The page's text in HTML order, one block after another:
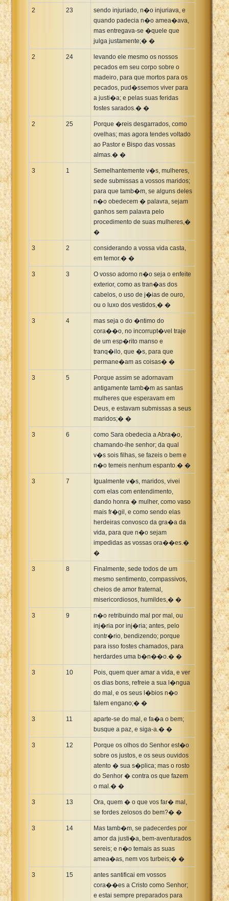
2 23
sendo injuriado, n�o injuriava, e
quando padecia n�o amea�ava,
mas entregava-se �quele que
julga justamente;� �
2 24
levando ele mesmo os nossos
pecados em seu corpo sobre o
madeiro, para que mortos para os
pecados, pud�ssemos viver para
a justi�a; e pelas suas feridas
fostes sarados.� �
2 25
Porque �reis desgarrados, como
ovelhas; mas agora tendes voltado
ao Pastor e Bispo das vossas
almas.� �
3 1
Semelhantemente v�s, mulheres,
sede submissas a vossos maridos;
para que tamb�m, se alguns deles
n�o obedecem � palavra, sejam
ganhos sem palavra pelo
procedimento de suas mulheres,�
�
3 2
considerando a vossa vida casta,
em temor.� �
3 3
O vosso adorno n�o seja o enfeite
exterior, como as tran�as dos
cabelos, o uso de j�ias de ouro,
ou o luxo dos vestidos,� �
3 4
mas seja o do �ntimo do
cora��o, no incorrupt�vel traje
de um esp�rito manso e
tranq�ilo, que �s, para que
permane�am as coisas� �
3 5
Porque assim se adornavam
antigamente tamb�m as santas
mulheres que esperavam em
Deus, e estavam submissas a seus
maridos;� �
3 6
como Sara obedecia a Abra�o,
chamando-lhe senhor; da qual
v�s sois filhas, se fazeis o bem e
n�o temeis nenhum espanto.� �
3 7
Igualmente v�s, maridos, vivei
com elas com entendimento,
dando honra � mulher, como vaso
mais fr�gil, e como sendo elas
herdeiras convosco da gra�a da
vida, para que n�o sejam
impedidas as vossas ora��es.�
�
3 8
Finalmente, sede todos de um
mesmo sentimento, compassivos,
cheios de amor fraternal,
misericordiosos, humildes,� �
3 9
n�o retribuindo mal por mal, ou
inj�ria por inj�ria; antes, pelo
contr�rio, bendizendo; porque
para isso fostes chamados, para
herdardes uma b�n��o.� �
3 10
Pois, quem quer amar a vida, e ver
os dias bons, refreie a sua l�ngua
do mal, e os seus l�bios n�o
falem engano;� �
3 11
aparte-se do mal, e fa�a o bem;
busque a paz, e siga-a.� �
3 12
Porque os olhos do Senhor est�o
sobre os justos, e os seus ouvidos
atento � sua s�plica; mas o rosto
do Senhor � contra os que fazem
o mal.� �
3 13
Ora, quem � o que vos far� mal,
se fordes zelosos do bem?� �
3 14
Mas tamb�m, se padecerdes por
amor da justi�a, bem-aventurados
sereis; e n�o temais as suas
amea�as, nem vos turbeis;� �
3 15
antes santificai em vossos
cora��es a Cristo como Senhor;
e estai sempre preparados para